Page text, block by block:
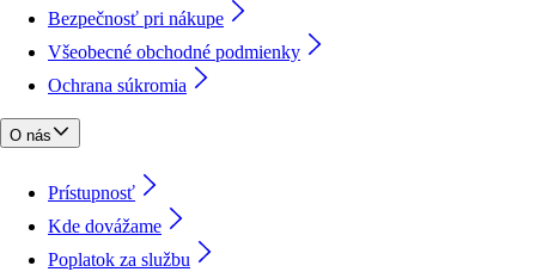
Bezpečnosť pri nákupe
Všeobecné obchodné podmienky
Ochrana súkromia
O nás
Prístupnosť
Kde dovážame
Poplatok za službu